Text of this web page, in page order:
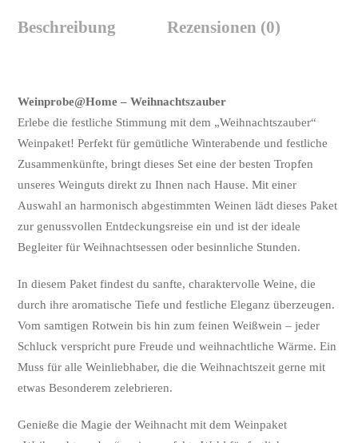
Beschreibung Rezensionen (0)
Weinprobe@Home – Weihnachtszauber
Erlebe die festliche Stimmung mit dem „Weihnachtszauber“
Weinpaket! Perfekt für gemütliche Winterabende und festliche
Zusammenkünfte, bringt dieses Set eine der besten Tropfen
unseres Weinguts direkt zu Ihnen nach Hause. Mit einer
Auswahl an harmonisch abgestimmten Weinen lädt dieses Paket
zur genussvollen Entdeckungsreise ein und ist der ideale
Begleiter für Weihnachtsessen oder besinnliche Stunden.
In diesem Paket findest du sanfte, charaktervolle Weine, die
durch ihre aromatische Tiefe und festliche Eleganz überzeugen.
Vom samtigen Rotwein bis hin zum feinen Weißwein – jeder
Schluck verspricht pure Freude und weihnachtliche Wärme. Ein
Muss für alle Weinliebhaber, die die Weihnachtszeit gerne mit
etwas Besonderem zelebrieren.
Genieße die Magie der Weihnacht mit dem Weinpaket